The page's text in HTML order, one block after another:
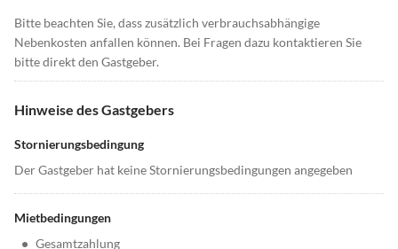
Bitte beachten Sie, dass zusätzlich verbrauchsabhängige
Nebenkosten anfallen können. Bei Fragen dazu kontaktieren Sie
bitte direkt den Gastgeber.
Hinweise des Gastgebers
Stornierungsbedingung
Der Gastgeber hat keine Stornierungsbedingungen angegeben
Mietbedingungen
• Gesamtzahlung